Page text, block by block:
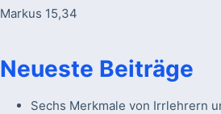
Markus 15,34
Neueste Beiträge
Sechs Merkmale von Irrlehrern